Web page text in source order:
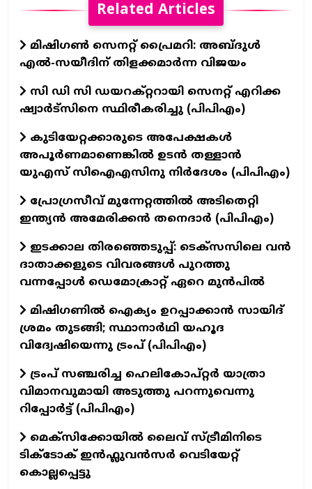
Related Articles
മിഷിഗണ്‍ സെനറ്റ് പ്രൈമറി: അബ്ദുള്‍
എല്‍-സയീദിന് തിളക്കമാര്‍ന്ന വിജയം
സി ഡി സി ഡയറക്റ്ററായി സെനറ്റ് എറിക്ക
ഷ്വാർട്സിനെ സ്ഥിരീകരിച്ചു (പിപിഎം)
കുടിയേറ്റക്കാരുടെ അപേക്ഷകൾ
അപൂർണമാണെങ്കിൽ ഉടൻ തള്ളാൻ
യുഎസ് സിഐഎസിനു നിർദേശം (പിപിഎം)
പ്രോഗ്രസീവ് മുന്നേറ്റത്തിൽ അടിതെറ്റി
ഇന്ത്യൻ അമേരിക്കൻ തനെദാർ (പിപിഎം)
ഇടക്കാല തിരഞ്ഞെടുപ്പ്: ടെക്സസിലെ വൻ
ദാതാക്കളുടെ വിവരങ്ങൾ പുറത്തു
വന്നപ്പോൾ ഡെമോക്രാറ്റ് ഏറെ മുൻപിൽ
മിഷിഗണിൽ ഐക്യം ഉറപ്പാക്കാൻ സായിദ്
ശ്രമം തുടങ്ങി; സ്ഥാനാർഥി യഹൂദ
വിദ്വേഷിയെന്നു ട്രംപ് (പിപിഎം)
ട്രംപ് സഞ്ചരിച്ച ഹെലികോപ്റ്റർ യാത്രാ
വിമാനവുമായി അടുത്തു പറന്നുവെന്നു
റിപ്പോർട്ട് (പിപിഎം)
മെക്സിക്കോയിൽ ലൈവ് സ്ട്രീമിനിടെ
ടിക്‌ടോക് ഇൻഫ്ലുവൻസർ വെടിയേറ്റ്
കൊല്ലപ്പെട്ടു